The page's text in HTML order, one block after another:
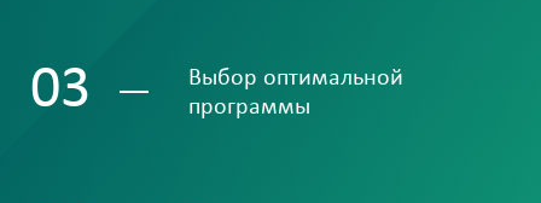
03
Выбор оптимальной
программы